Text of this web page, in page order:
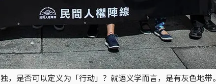
是否可以定义为「行动」？就语义学而言，是有灰色地带。